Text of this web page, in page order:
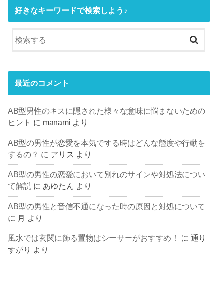
好きなキーワードで検索しよう♪
最近のコメント
AB型男性のキスに隠された様々な意味に悩まないための
ヒント に manami より
AB型の男性が恋愛を本気でする時はどんな態度や行動を
するの？ に アリス より
AB型の男性の恋愛において別れのサインや対処法につい
て解説 に あゆたん より
AB型の男性と音信不通になった時の原因と対処について
に 月 より
風水では玄関に飾る置物はシーサーがおすすめ！ に通り
すがり より